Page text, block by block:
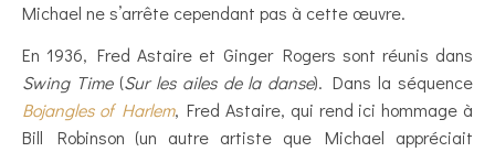
Michael ne s’arrête cependant pas à cette œuvre.
En 1936, Fred Astaire et Ginger Rogers sont réunis dans
Swing Time(Sur les ailes de la danse). Dans la séquence
Bojangles of Harlem, Fred Astaire, qui rend ici hommage à
Bill Robinson (un autre artiste que Michael appréciait